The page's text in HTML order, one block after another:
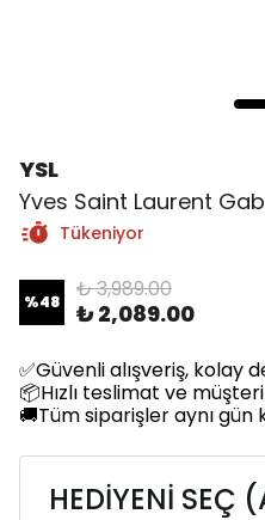
YSL
Yves Saint Laurent
Tükeniyor
%48 ₺ 3,989.00
₺ 2,089.00
✅Güvenli alışveriş, kolay
📦Hızlı teslimat ve
🚚Tüm siparişler aynı gün
HEDİYENİ SEÇ